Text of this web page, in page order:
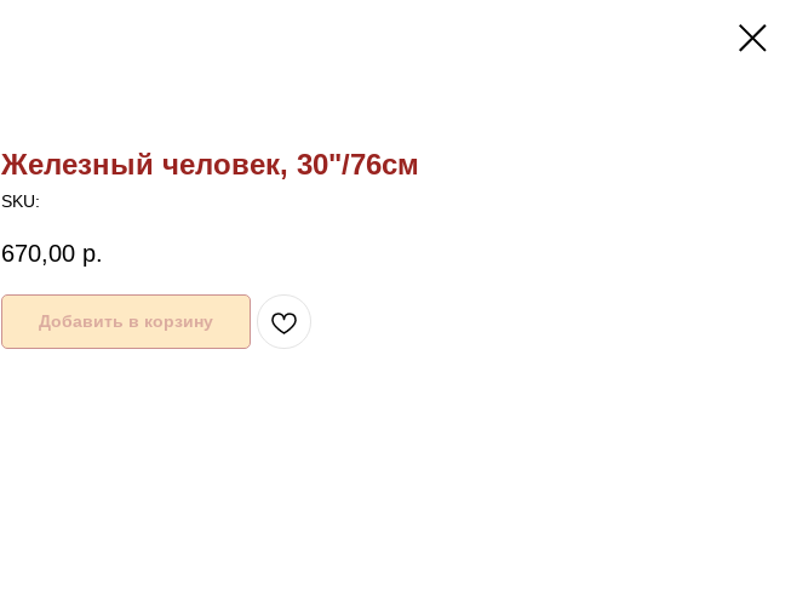
Железный человек, 30"/76см
SKU:
670,00 р.
Добавить в корзину